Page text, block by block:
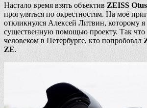
Настало время взять объектив ZEISS
прогуляться по окрестностям. На моё
откликнулся Алексей Литвин, которому я
существенную помощью проекту. Так
человеком в Петербурге, кто попробовал
ZE.